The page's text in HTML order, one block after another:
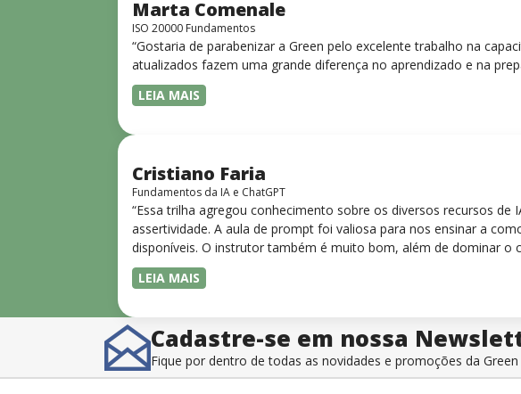
Marta Comenale
ISO 20000 Fundamentos
“Gostaria de parabenizar a Green pelo excelente trabalho na
atualizados fazem uma grande diferença no aprendizado e na
LEIA MAIS
Cristiano Faria
Fundamentos da IA e ChatGPT
“Essa trilha agregou conhecimento sobre os diversos recursos
assertividade. A aula de prompt foi valiosa para nos ensinar a
disponíveis. O instrutor também é muito bom, além de dominar o
LEIA MAIS
Cadastre-se em nossa
Fique por dentro de todas as novidades e promoções da Green